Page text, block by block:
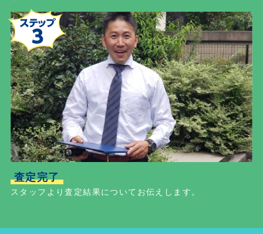
査定完了
スタッフより査定結果についてお伝えします。